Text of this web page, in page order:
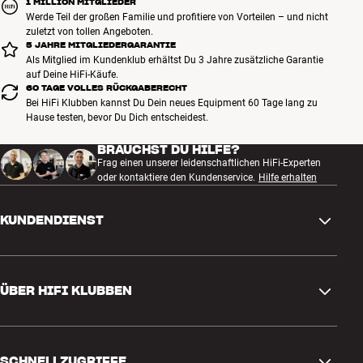
1 MILLION MITGLIEDER
Werde Teil der großen Familie und profitiere von Vorteilen – und nicht
zuletzt von tollen Angeboten.
5 JAHRE MITGLIEDERGARANTIE
Als Mitglied im Kundenklub erhältst Du 3 Jahre zusätzliche Garantie
auf Deine HiFi-Käufe.
60 TAGE VOLLES RÜCKGABERECHT
Bei HiFi Klubben kannst Du Dein neues Equipment 60 Tage lang zu
Hause testen, bevor Du Dich entscheidest.
BRAUCHST DU HILFE?
Frag einen unserer leidenschaftlichen HiFi-Experten
oder kontaktiere den Kundenservice. Hilfe erhalten
KUNDENDIENST
Rückgabe und Reklamation
Bestellung widerrufen
ÜBER HIFI KLUBBEN